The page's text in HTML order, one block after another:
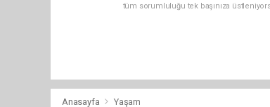
tüm sorumluluğu tek başınıza
Anasayfa Yaşam